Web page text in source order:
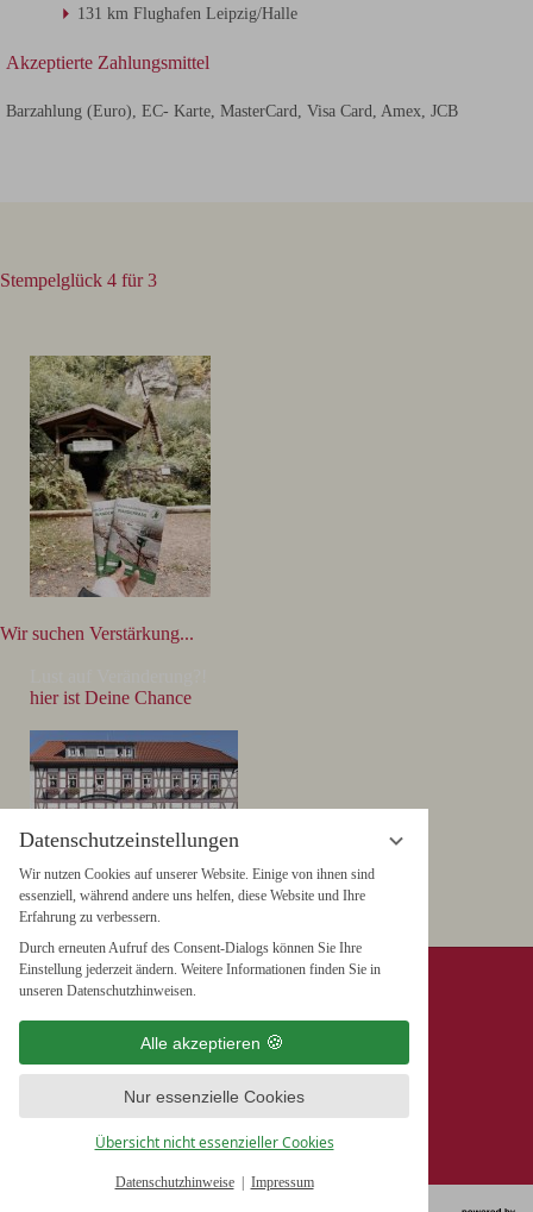
Datenschutzeinstellungen
Wir nutzen Cookies auf unserer Website. Einige von ihnen sind
essenziell, während andere uns helfen, diese Website und Ihre
Erfahrung zu verbessern.
Durch erneuten Aufruf des Consent-Dialogs können Sie Ihre
Einstellung jederzeit ändern. Weitere Informationen finden Sie in
unseren Datenschutzhinweisen.
Alle akzeptieren
Nur essenzielle Cookies
Übersicht nicht essenzieller Cookies
Datenschutzhinweise Impressum
131 km Flughafen Leipzig/Halle
Akzeptierte Zahlungsmittel
Barzahlung (Euro), EC- Karte, MasterCard, Visa Card, Amex, JCB
Stempelglück 4 für 3
Wir suchen Verstärkung...
hier ist Deine Chance
Hotel & Restaurant "Weißer Hirsch"
Wieland GmbH & Co. KG
Marktplatz 5, 38855 Wernigerode
Tel. +49 (0) 3943 / 26 711-0
Fax +49 (0) 3943 / 26 711-199
info@hotel-weisser-hirsch.de